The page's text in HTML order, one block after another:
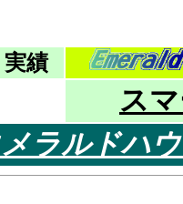
績
ス
メラルドハ